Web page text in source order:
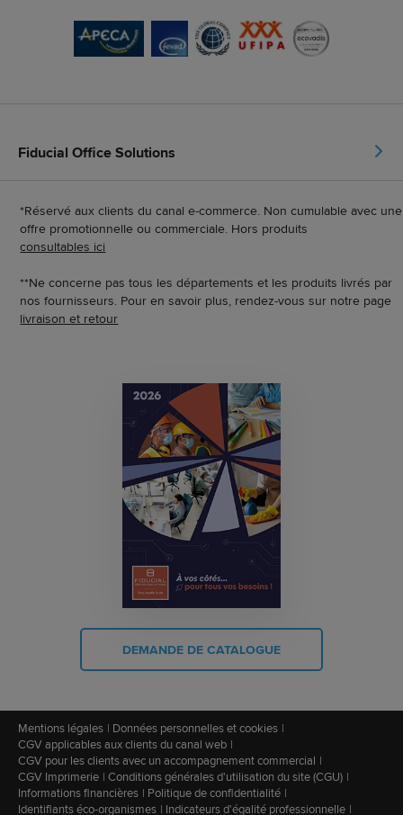
Fiducial Office Solutions
*Réservé aux clients du canal e-commerce. Non cumulable avec une
offre promotionnelle ou commerciale. Hors produits
consultables ici
**Ne concerne pas tous les départements et les produits livrés par
nos fournisseurs. Pour en savoir plus, rendez-vous sur notre page
livraison et retour
DEMANDE DE CATALOGUE
Mentions légales
Données personnelles et cookies
CGV applicables aux clients du canal web
CGV pour les clients avec un accompagnement commercial
CGV Imprimerie Conditions générales d'utilisation du site (CGU)
Informations financières
Politique de confidentialité
Identifiants éco-organismes
Indicateurs d'égalité professionnelle